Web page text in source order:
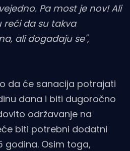
Pa most je nov! Ali
reći da su takva
ali događaju se",
da će sanacija potrajati
dana i biti dugoročno
održavanje na
biti potrebni dodatni
godina. Osim toga,